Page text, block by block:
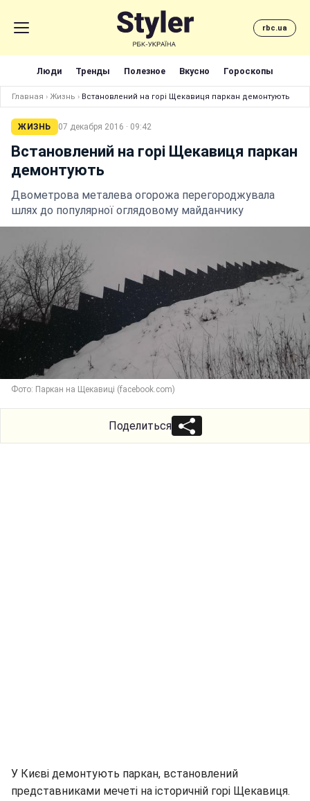
rbc.ua
Люди Тренды Полезное Вкусно Гороскопы
Главная › Жизнь › Встановлений на горі Щекавиця паркан демонтують
ЖИЗНЬ 07 декабря 2016 · 09:42
Встановлений на горі Щекавиця паркан
демонтують
Двометрова металева огорожа перегороджувала
шлях до популярної оглядовому майданчику
Фото: Паркан на Щекавиці (facebook.com)
Поделиться
У Києві демонтують паркан, встановлений
представниками мечеті на історичній горі Щекавиця.